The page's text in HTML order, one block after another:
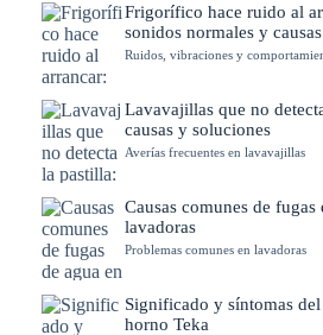
Frigorífico hace ruido al
sonidos normales y causas
Ruidos, vibraciones y
Lavavajillas que no
causas y soluciones
Averías frecuentes en lavavajillas
Causas comunes de fugas
lavadoras
Problemas comunes en lavadoras
Significado y síntomas
horno Teka